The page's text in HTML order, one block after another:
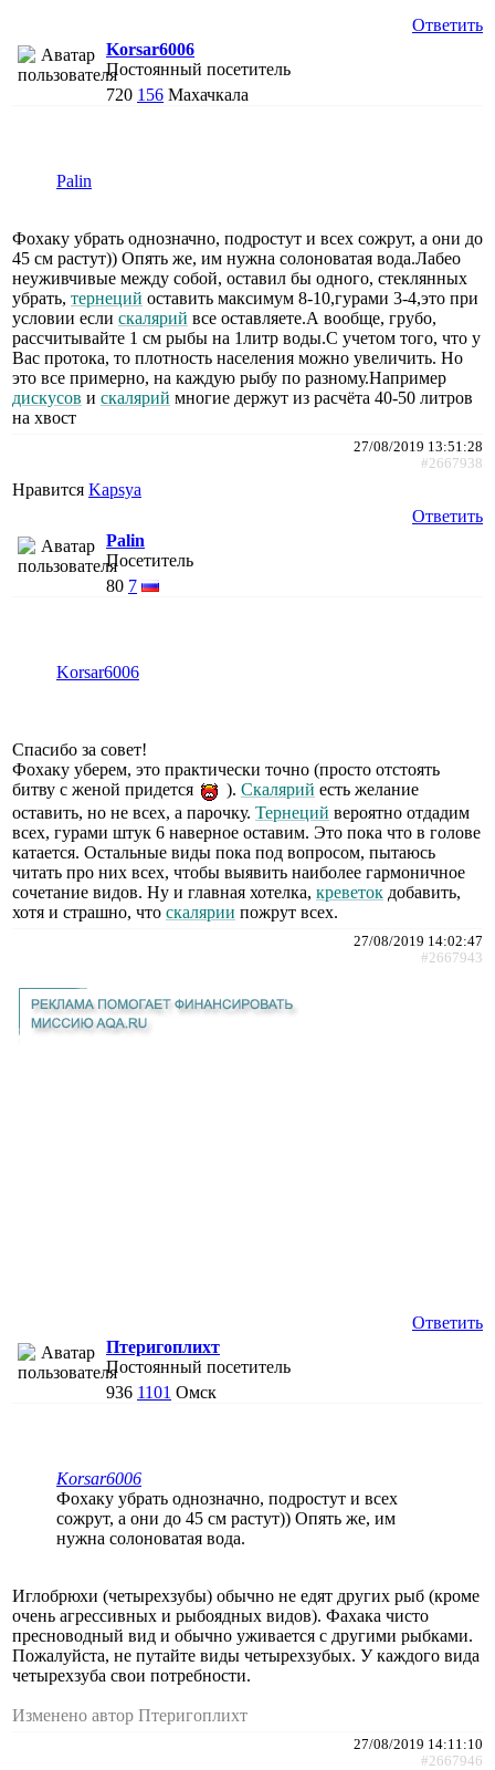
Ответить
Korsar6006
Постоянный посетитель
720 156 Махачкала
Palin
Фохаку убрать однозначно, подростут и всех сожрут, а они до
45 см растут)) Опять же, им нужна солоноватая вода.Лабео
неуживчивые между собой, оставил бы одного, стеклянных
убрать, тернеций оставить максимум 8-10,гурами 3-4,это при
условии если скалярий все оставляете.А вообще, грубо,
рассчитывайте 1 см рыбы на 1литр воды.С учетом того, что у
Вас протока, то плотность населения можно увеличить. Но
это все примерно, на каждую рыбу по разному.Например
дискусов и скалярий многие держут из расчёта 40-50 литров
на хвост
27/08/2019 13:51:28
#2667938
Нравится Kapsya
Ответить
Palin
Посетитель
80 7
Korsar6006
Спасибо за совет!
Фохаку уберем, это практически точно (просто отстоять
битву с женой придется
). Скалярий есть желание
оставить, но не всех, а парочку. Тернеций вероятно отдадим
всех, гурами штук 6 наверное оставим. Это пока что в голове
катается. Остальные виды пока под вопросом, пытаюсь
читать про них всех, чтобы выявить наиболее гармоничное
сочетание видов. Ну и главная хотелка, креветок добавить,
хотя и страшно, что скалярии пожрут всех.
27/08/2019 14:02:47
#2667943
Ответить
Птеригоплихт
Постоянный посетитель
936 1101 Омск
Korsar6006
Фохаку убрать однозначно, подростут и всех
сожрут, а они до 45 см растут)) Опять же, им
нужна солоноватая вода.
Иглобрюхи (четырехзубы) обычно не едят других рыб (кроме
очень агрессивных и рыбоядных видов). Фахака чисто
пресноводный вид и обычно уживается с другими рыбками.
Пожалуйста, не путайте виды четырехзубых. У каждого вида
четырехзуба свои потребности.
Изменено автор Птеригоплихт
27/08/2019 14:11:10
#2667946